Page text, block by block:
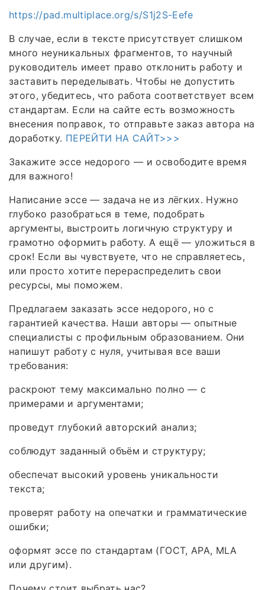
https://pad.multiplace.org/s/S1j2S-Eefe
В случае, если в тексте присутствует слишком
много неуникальных фрагментов, то научный
руководитель имеет право отклонить работу и
заставить переделывать. Чтобы не допустить
этого, убедитесь, что работа соответствует всем
стандартам. Если на сайте есть возможность
внесения поправок, то отправьте заказ автора на
доработку. ПЕРЕЙТИ НА САЙТ>>>
Закажите эссе недорого — и освободите время
для важного!
Написание эссе — задача не из лёгких. Нужно
глубоко разобраться в теме, подобрать
аргументы, выстроить логичную структуру и
грамотно оформить работу. А ещё — уложиться в
срок! Если вы чувствуете, что не справляетесь,
или просто хотите перераспределить свои
ресурсы, мы поможем.
Предлагаем заказать эссе недорого, но с
гарантией качества. Наши авторы — опытные
специалисты с профильным образованием. Они
напишут работу с нуля, учитывая все ваши
требования:
раскроют тему максимально полно — с
примерами и аргументами;
проведут глубокий авторский анализ;
соблюдут заданный объём и структуру;
обеспечат высокий уровень уникальности
текста;
проверят работу на опечатки и грамматические
ошибки;
оформят эссе по стандартам (ГОСТ, APA, MLA
или другим).